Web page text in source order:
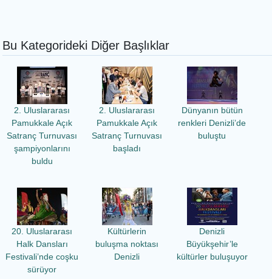
Bu Kategorideki Diğer Başlıklar
2. Uluslararası
Pamukkale Açık
Satranç Turnuvası
şampiyonlarını
buldu
2. Uluslararası
Pamukkale Açık
Satranç Turnuvası
başladı
Dünyanın bütün
renkleri Denizli’de
buluştu
20. Uluslararası
Halk Dansları
Festivali’nde coşku
sürüyor
Kültürlerin
buluşma noktası
Denizli
Denizli
Büyükşehir’le
kültürler buluşuyor